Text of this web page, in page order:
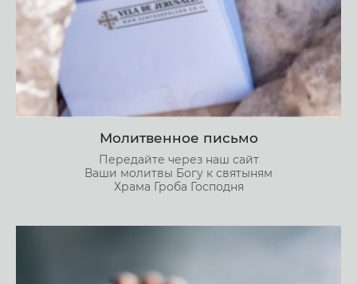
Молитвенное письмо
Передайте через наш сайт
Ваши молитвы Богу к святыням
Храма Гроба Господня